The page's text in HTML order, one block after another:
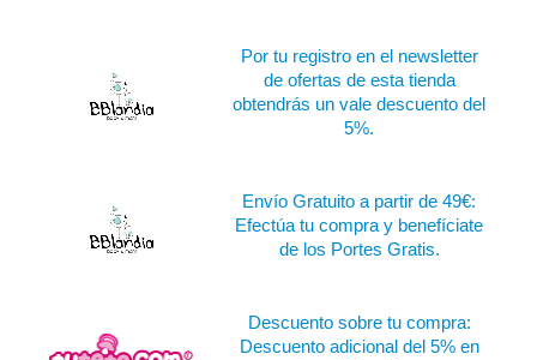
Por tu registro en el newsletter
de ofertas de esta tienda
obtendrás un vale descuento del
5%.
Envío Gratuito a partir de 49€:
Efectúa tu compra y benefíciate
de los Portes Gratis.
Descuento sobre tu compra:
Descuento adicional del 5% en